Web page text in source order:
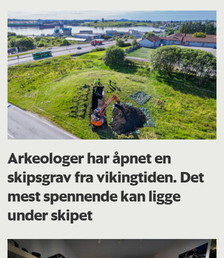
Arkeologer har åpnet en
skipsgrav fra vikingtiden. Det
mest spennende kan ligge
under skipet